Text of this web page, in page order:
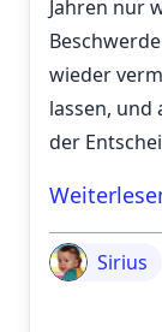
Jahren nur
wieder
lassen, und
der
Sirius